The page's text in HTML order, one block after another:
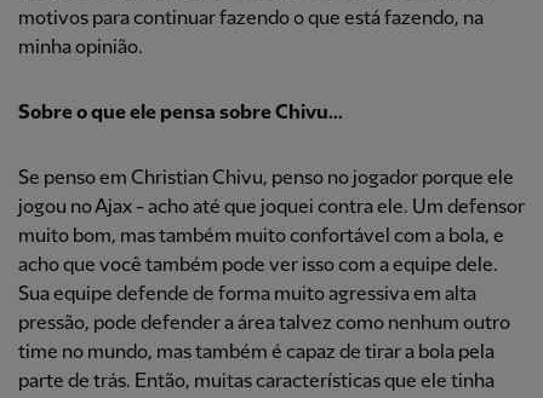
motivos para continuar fazendo o que está fazendo, na
minha opinião.
Sobre o que ele pensa sobre Chivu...
Se penso em Christian Chivu, penso no jogador porque ele
jogou no Ajax - acho até que joquei contra ele. Um defensor
muito bom, mas também muito confortável com a bola, e
acho que você também pode ver isso com a equipe dele.
Sua equipe defende de forma muito agressiva em alta
pressão, pode defender a área talvez como nenhum outro
time no mundo, mas também é capaz de tirar a bola pela
parte de trás. Então, muitas características que ele tinha